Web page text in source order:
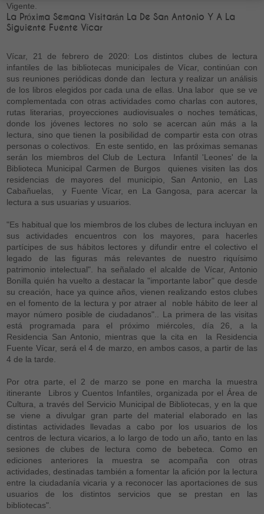
Vigente.
La Próxima Semana Visitarán La De San Antonio Y A La
Siguiente Fuente Vícar
Vícar, 21 de febrero de 2020: Los distintos clubes de lectura
infantiles de las bibliotecas municipales de Vícar, continúan con
sus reuniones periódicas donde dan lectura y realizar un análisis
de los libros elegidos por cada una de ellas. Una labor que se ve
complementada con otras actividades como charlas con autores,
rutas literarias, proyecciones audiovisuales o noches temáticas,
donde los jóvenes lectores no solo se acercan aún más a la
lectura, sino que tienen la posibilidad de compartir esta con otras
personas o colectivos. En este sentido, en las próximas semanas
serán los miembros del Club de Lectura Infantil 'Leones' de la
Biblioteca Municipal Carmen de Burgos quienes visiten las dos
residencias de mayores del municipio, San Antonio, en Las
Cabañuelas, y Fuente Vícar, en La Gangosa, para acercar la
lectura a sus usuarias y usuarios.
"Es habitual que los miembros de los clubes de lectura incluyan en
sus actividades encuentros con los mayores, para hacerles
partícipes de sus hábitos lectores y difundir entre el colectivo el
legado de las figuras más relevantes de nuestro riquísimo
patrimonio intelectual". ha señalado el alcalde de Vícar, Antonio
Bonilla quién ha vuelto a destacar la "importante labor" que desde
su creación, hace ya quince años, vienen realizando estos clubes
en el fomento de la lectura y por atraer al noble hábito de leer al
mayor número posible de ciudadanos".. La primera de las visitas
está programada para el próximo miércoles, día 26, a la
Residencia San Antonio, mientras que la cita en la Residencia
Fuente Vícar, será el 4 de marzo, en ambos casos, a partir de las
4 de la tarde.
Por otra parte, el 2 de marzo se pone en marcha la muestra
itinerante Libros y Cuentos Infantiles, organizada por el Área de
Cultura, a través del Servicio Municipal de Bibliotecas, y en la que
se viene a divulgar gran parte del material elaborado en las
distintas actividades llevadas a cabo por los usuarios de los
centros de lectura vicarios, a lo largo de todo un año, tanto en las
sesiones de clubes de lectura como de bebeteca. Como en
ediciones anteriores la muestra se acompaña con otras
actividades, destinadas también a fomentar la afición por la lectura
entre la ciudadanía vicaria y a reconocer las aportaciones de sus
usuarios de los distintos servicios que se prestan en las
bibliotecas".